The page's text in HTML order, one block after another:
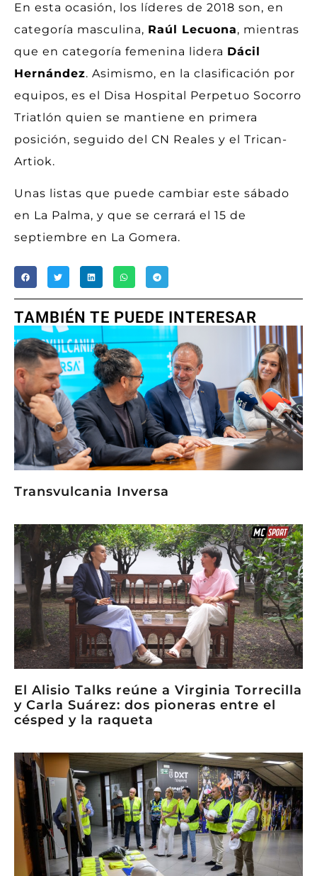
En esta ocasión, los líderes de 2018 son, en
categoría masculina, Raúl Lecuona, mientras
que en categoría femenina lidera Dácil
Hernández. Asimismo, en la clasificación por
equipos, es el Disa Hospital Perpetuo Socorro
Triatlón quien se mantiene en primera
posición, seguido del CN Reales y el Trican-
Artiok.
Unas listas que puede cambiar este sábado
en La Palma, y que se cerrará el 15 de
septiembre en La Gomera.
TAMBIÉN TE PUEDE INTERESAR
Transvulcania Inversa
El Alisio Talks reúne a Virginia Torrecilla
y Carla Suárez: dos pioneras entre el
césped y la raqueta